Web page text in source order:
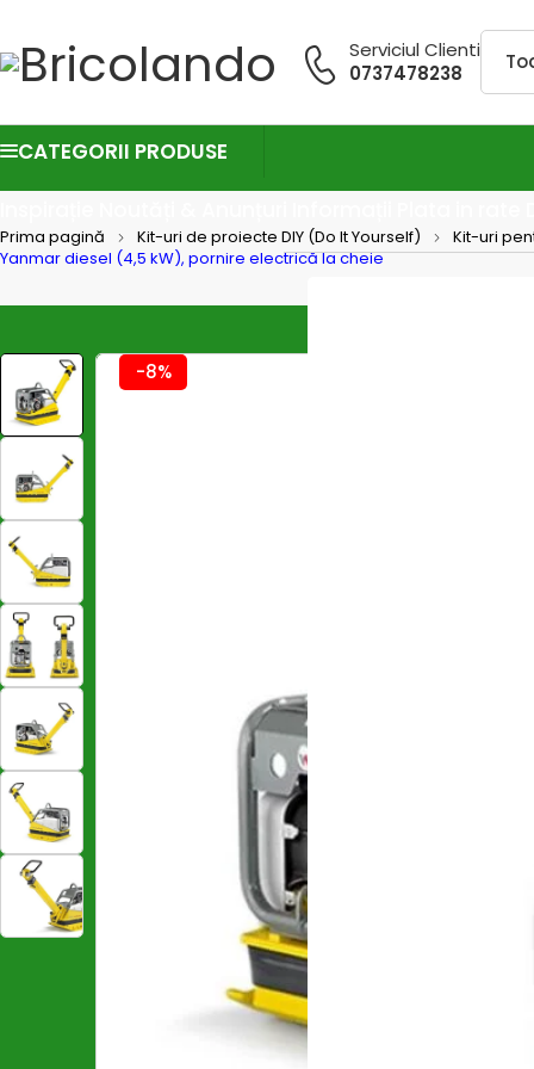
Serviciul Clienti
0737478238
CATEGORII PRODUSE
Prima pagină Kit-uri de proiecte DIY (Do It Yourself) Kit-uri
Yanmar diesel (4,5 kW), pornire electrică la cheie
-8%